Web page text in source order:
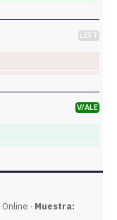
LEFT
V/ALE
Online · Muestra: